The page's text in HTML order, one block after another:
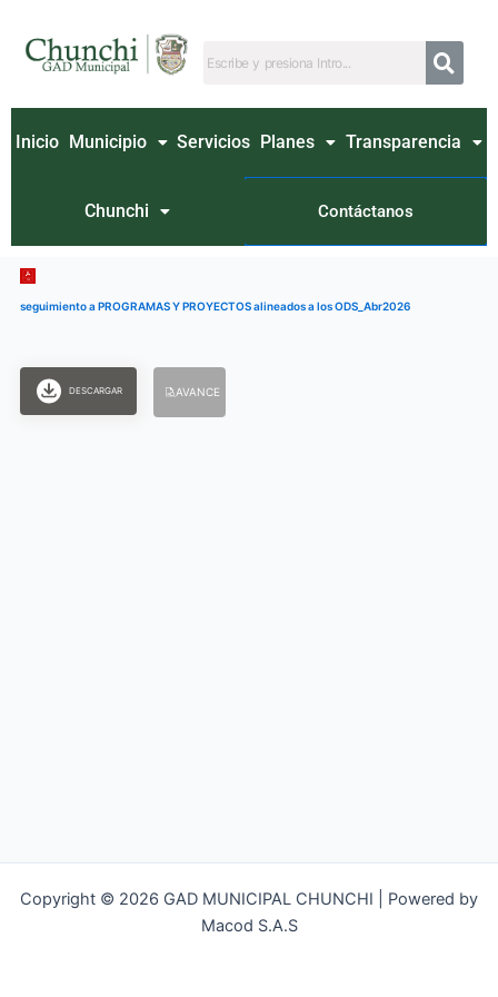
contenido
Inicio Municipio Servicios Planes Transparencia
Chunchi Contáctanos
seguimiento a PROGRAMAS Y PROYECTOS alineados a los ODS_Abr2026
DESCARGAR AVANCE
Copyright © 2026 GAD MUNICIPAL CHUNCHI | Powered by
Macod S.A.S